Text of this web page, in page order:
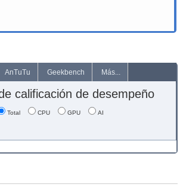
AnTuTu Geekbench Más...
calificación de desempeño
Total CPU GPU AI